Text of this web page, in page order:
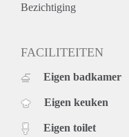
Bezichtiging
FACILITEITEN
Eigen badkamer
Eigen keuken
Eigen toilet